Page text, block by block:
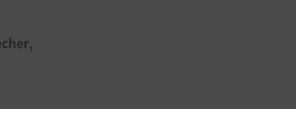
Produkte verpackbar